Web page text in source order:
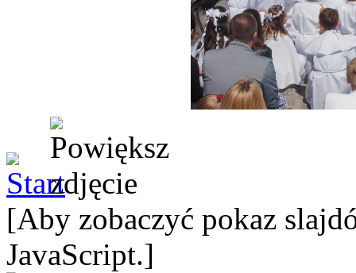
[Aby zobaczyć pokaz
JavaScript.]